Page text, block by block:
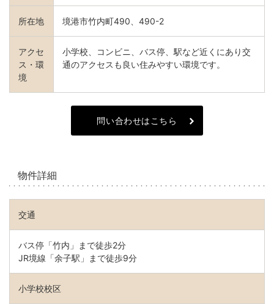
所在地 境港市竹内町490、490-2
アクセ
ス・環
境
小学校、コンビニ、バス停、駅など近くにあり交
通のアクセスも良い住みやすい環境です。
問い合わせはこちら
物件詳細
交通
バス停「竹内」まで徒歩2分
JR境線「余子駅」まで徒歩9分
小学校校区